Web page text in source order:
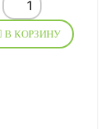
В КОРЗИНУ